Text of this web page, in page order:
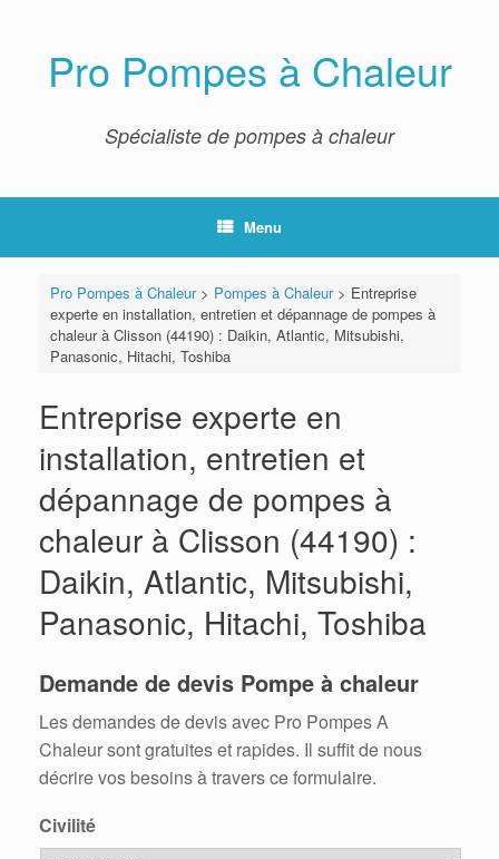
Pro Pompes à Chaleur
Spécialiste de pompes à chaleur
Menu
Pro Pompes à Chaleur> Pompes à Chaleur> Entreprise
experte en installation, entretien et dépannage de pompes à
chaleur à Clisson (44190) : Daikin, Atlantic, Mitsubishi,
Panasonic, Hitachi, Toshiba
Entreprise experte en
installation, entretien et
dépannage de pompes à
chaleur à Clisson (44190) :
Daikin, Atlantic, Mitsubishi,
Panasonic, Hitachi, Toshiba
Demande de devis Pompe à chaleur
Les demandes de devis avec Pro Pompes A
Chaleur sont gratuites et rapides. Il suffit de nous
décrire vos besoins à travers ce formulaire.
Civilité